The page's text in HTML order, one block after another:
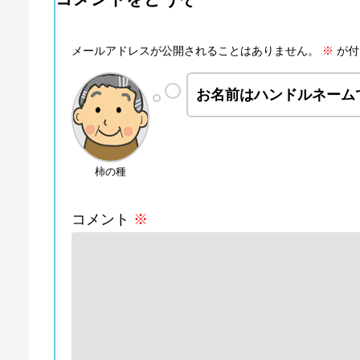
メールアドレスが公開されることはありません。 ※ が
柿の種
お名前はハンドルネー
コメント ※